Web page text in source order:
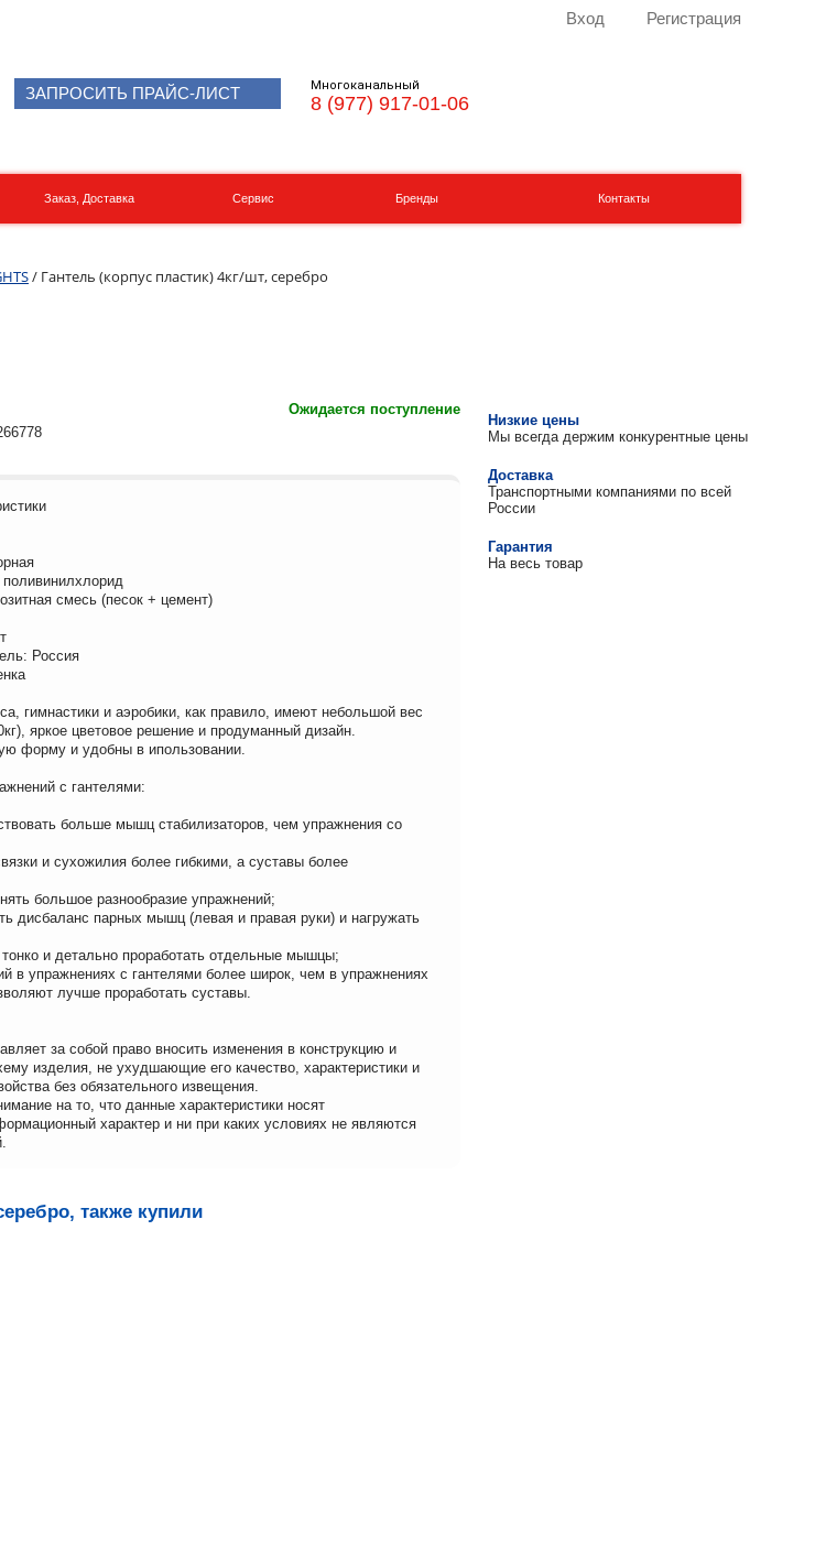
Вход Регистрация
ЗАПРОСИТЬ ПРАЙС-ЛИСТ Многоканальный
8 (977) 917-01-06
Заказ, Доставка Сервис Бренды Контакты
/ Гантель (корпус пластик) 4кг/шт, серебро
Ожидается поступление
смесь (песок + цемент)
Россия
гимнастики и аэробики, как правило, имеют небольшой вес
яркое цветовое решение и продуманный дизайн.
форму и удобны в ипользовании.
с гантелями:
больше мышц стабилизаторов, чем упражнения со
и сухожилия более гибкими, а суставы более
большое разнообразие упражнений;
дисбаланс парных мышц (левая и правая руки) и нагружать
и детально проработать отдельные мышцы;
в упражнениях с гантелями более широк, чем в упражнениях
лучше проработать суставы.
за собой право вносить изменения в конструкцию и
изделия, не ухудшающие его качество, характеристики и
без обязательного извещения.
на то, что данные характеристики носят
характер и ни при каких условиях не являются
Низкие цены
Мы всегда держим конкурентные цены
Доставка
Транспортными компаниями по всей
России
Гарантия
На весь товар
также купили